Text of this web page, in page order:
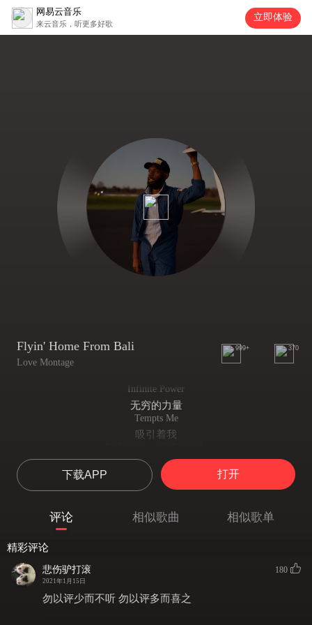
网易云音乐
来云音乐，听更多好歌
立即体验
Flyin' Home From Bali
Love Montage
999+ 370
Infinite Power
无穷的力量
Tempts Me
吸引着我
它不想让我回去
I could stay longer,
我本可以留在这里
但我只想回到我来时之路
While my money gets wasted
下载APP 打开
评论 相似歌曲 相似歌单
精彩评论
悲伤驴打滚
2021年1月15日
180
勿以评少而不听 勿以评多而喜之